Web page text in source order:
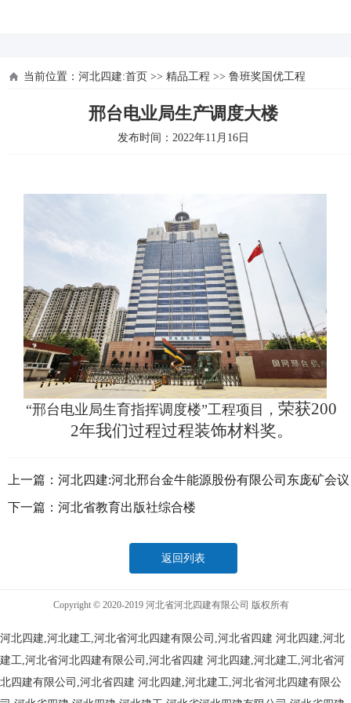
当前位置： 河北四建:首页 >> 精品工程 >> 鲁班奖国优工程
邢台电业局生产调度大楼
发布时间：2022年11月16日
“邢台电业局生育指挥调度楼”工程项目，荣获200
2年我们过程过程装饰材料奖。
上一篇： 河北四建:河北邢台金牛能源股份有限公司东庞矿会议
中心
下一篇： 河北省教育出版社综合楼
返回列表
Copyright © 2020-2019 河北省河北四建有限公司 版权所有
河北四建,河北建工,河北省河北四建有限公司,河北省四建 河北四建,河北
建工,河北省河北四建有限公司,河北省四建 河北四建,河北建工,河北省河
北四建有限公司,河北省四建 河北四建,河北建工,河北省河北四建有限公